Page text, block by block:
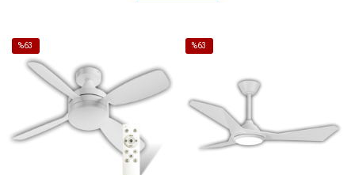
%63
İndirim
%63İndirim
%63